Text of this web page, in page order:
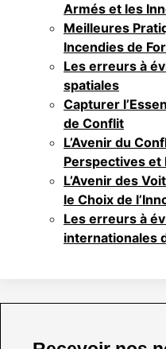
Armés et les
Meilleures
Incendies de
Les erreurs à
spatiales
Capturer
de Conflit
L’Avenir du
Perspectives et
L’Avenir des
le Choix de
Les erreurs à
internationales